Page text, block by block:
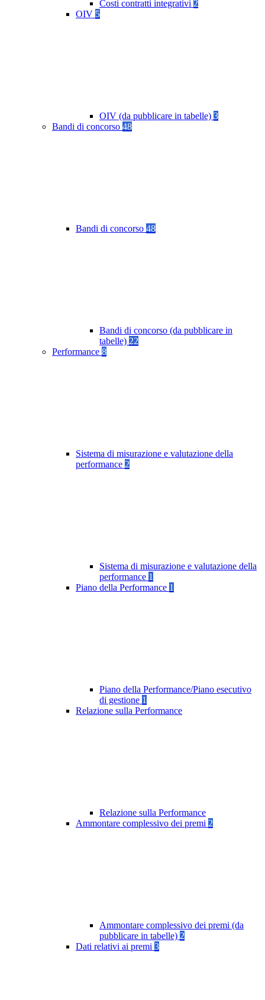
Costi contratti integrativi 2
OIV 5
OIV (da pubblicare in tabelle) 3
Bandi di concorso 48
Bandi di concorso 48
Bandi di concorso (da pubblicare in
tabelle) 22
Performance 8
Sistema di misurazione e valutazione della
performance 2
Sistema di misurazione e valutazione della
performance 1
Piano della Performance 1
Piano della Performance/Piano esecutivo
di gestione 1
Relazione sulla Performance
Relazione sulla Performance
Ammontare complessivo dei premi 2
Ammontare complessivo dei premi (da
pubblicare in tabelle) 2
Dati relativi ai premi 3